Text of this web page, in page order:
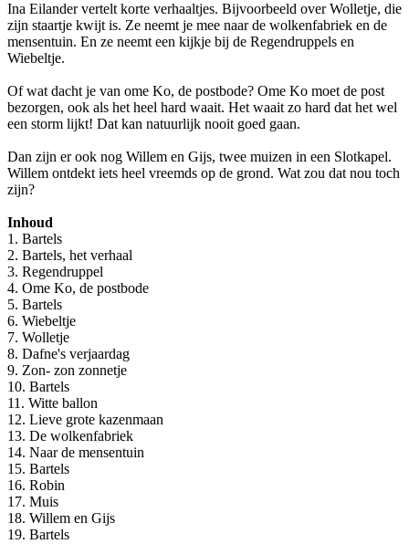
Ina Eilander vertelt korte verhaaltjes. Bijvoorbeeld over Wolletje, die
zijn staartje kwijt is. Ze neemt je mee naar de wolkenfabriek en de
mensentuin. En ze neemt een kijkje bij de Regendruppels en
Wiebeltje.
Of wat dacht je van ome Ko, de postbode? Ome Ko moet de post
bezorgen, ook als het heel hard waait. Het waait zo hard dat het wel
een storm lijkt! Dat kan natuurlijk nooit goed gaan.
Dan zijn er ook nog Willem en Gijs, twee muizen in een Slotkapel.
Willem ontdekt iets heel vreemds op de grond. Wat zou dat nou toch
zijn?
Inhoud
1. Bartels
2. Bartels, het verhaal
3. Regendruppel
4. Ome Ko, de postbode
5. Bartels
6. Wiebeltje
7. Wolletje
8. Dafne's verjaardag
9. Zon- zon zonnetje
10. Bartels
11. Witte ballon
12. Lieve grote kazenmaan
13. De wolkenfabriek
14. Naar de mensentuin
15. Bartels
16. Robin
17. Muis
18. Willem en Gijs
19. Bartels